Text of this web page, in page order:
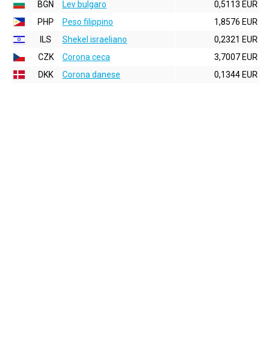
BGN
Lev bulgaro
0,5113 EUR
PHP
Peso filippino
1,8576 EUR
ILS
Shekel israeliano
0,2321 EUR
CZK
Corona ceca
3,7007 EUR
DKK
Corona danese 0,1344 EUR